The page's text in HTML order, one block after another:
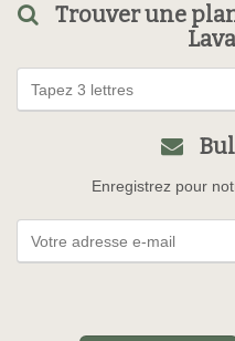
Trouver une
Enregistrez pour